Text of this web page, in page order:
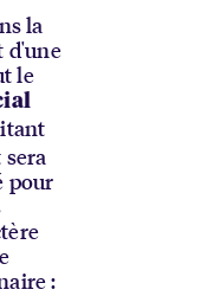
la
d'une
le
pour
: